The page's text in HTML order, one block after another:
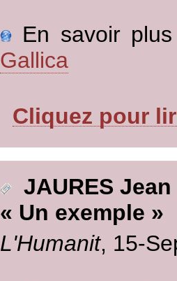
En savoir
Gallica
Cliquez pour
JAURES Jean
« Un exemple »
L'Humanit, 15-